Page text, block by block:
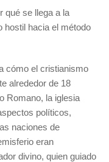
qué se llega a la
hostil hacia el método
cómo el cristianismo
alrededor de 18
Romano, la iglesia
políticos,
naciones de
eran
divino, quien guiado